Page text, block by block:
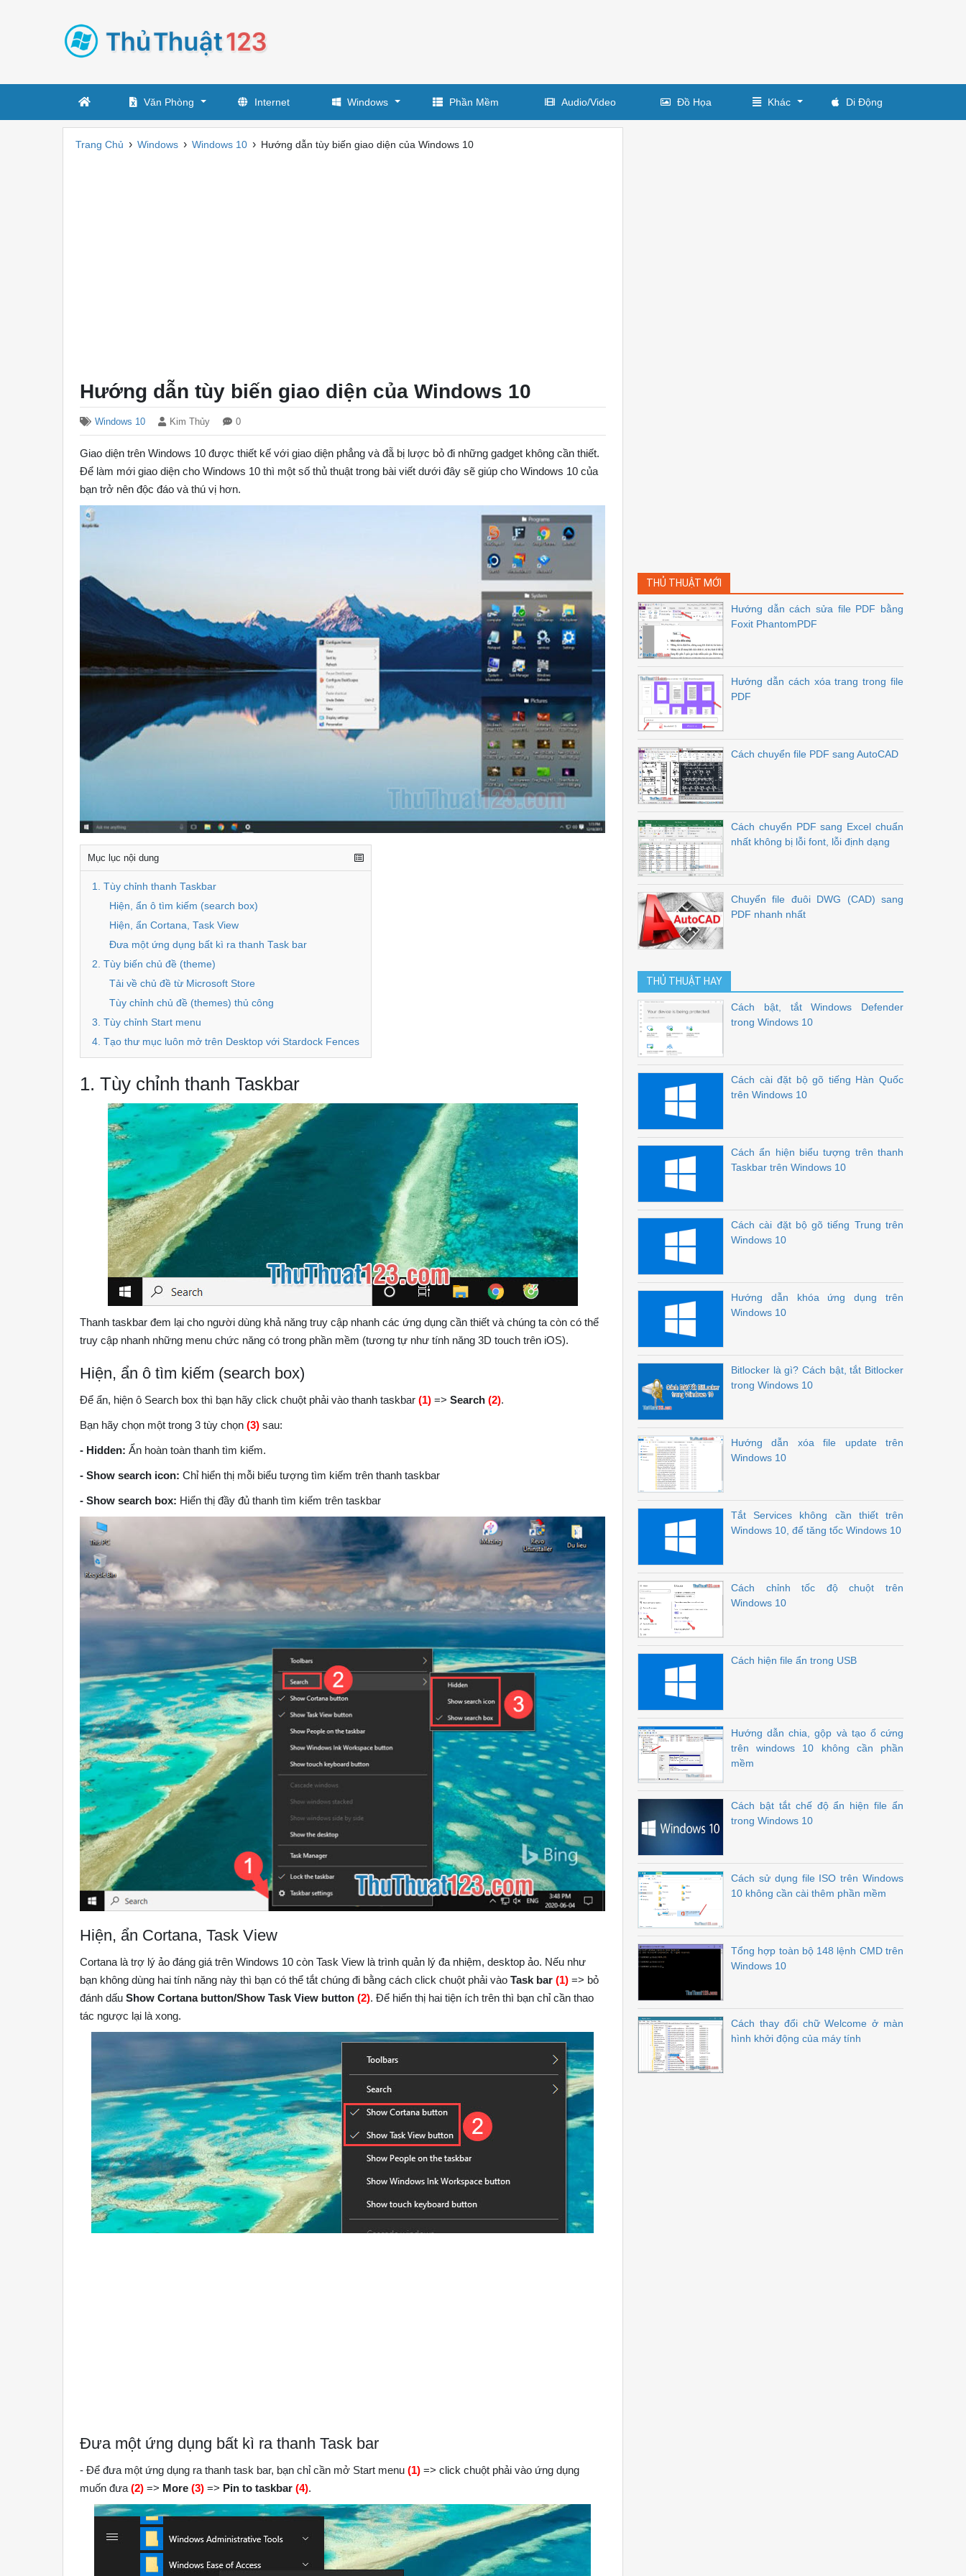
Văn Phòng Internet Windows Phần Mềm Audio/Video Đồ Họa Khác Di Động
Trang Chủ › Windows › Windows 10 › Hướng dẫn tùy biến giao diện của Windows 10
Hướng dẫn tùy biến giao diện của Windows 10
Windows 10 Kim Thủy 0
Giao diện trên Windows 10 được thiết kế với giao diện phẳng và đẵ bị lược bỏ đi những gadget không cần thiết.
Để làm mới giao diện cho Windows 10 thì một số thủ thuật trong bài viết dưới đây sẽ giúp cho Windows 10 của
bạn trở nên độc đáo và thú vị hơn.
Mục lục nội dung
1. Tùy chỉnh thanh Taskbar
Hiện, ẩn ô tìm kiếm (search box)
Hiện, ẩn Cortana, Task View
Đưa một ứng dụng bất kì ra thanh Task bar
2. Tùy biến chủ đề (theme)
Tải về chủ đề từ Microsoft Store
Tùy chỉnh chủ đề (themes) thủ công
3. Tùy chỉnh Start menu
4. Tạo thư mục luôn mở trên Desktop với Stardock Fences
1. Tùy chỉnh thanh Taskbar
Thanh taskbar đem lại cho người dùng khả năng truy cập nhanh các ứng dụng cần thiết và chúng ta còn có thể
truy cập nhanh những menu chức năng có trong phần mềm (tương tự như tính năng 3D touch trên iOS).
Hiện, ẩn ô tìm kiếm (search box)
Để ẩn, hiện ô Search box thì bạn hãy click chuột phải vào thanh taskbar(1) =>Search(2).
Bạn hãy chọn một trong 3 tùy chọn(3) sau:
- Hidden: Ẩn hoàn toàn thanh tìm kiếm.
- Show search icon: Chỉ hiển thị mỗi biểu tượng tìm kiếm trên thanh taskbar
- Show search box: Hiển thị đầy đủ thanh tìm kiếm trên taskbar
Hiện, ẩn Cortana, Task View
Cortana là trợ lý ảo đáng giá trên Windows 10 còn Task View là trình quản lý đa nhiệm, desktop ảo. Nếu như
bạn không dùng hai tính năng này thì bạn có thể tắt chúng đi bằng cách click chuột phải vàoTask bar(1) => bỏ
đánh dấuShow Cortana button/Show Task View button(2). Để hiển thị hai tiện ích trên thì bạn chỉ cần thao
tác ngược lại là xong.
Đưa một ứng dụng bất kì ra thanh Task bar
- Để đưa một ứng dụng ra thanh task bar, bạn chỉ cần mở Start menu(1) => click chuột phải vào ứng dụng
muốn đưa(2) => More(3) => Pin to taskbar(4).
THỦ THUẬT MỚI
Hướng dẫn cách sửa file PDF bằng
Foxit PhantomPDF
Hướng dẫn cách xóa trang trong file
PDF
Cách chuyển file PDF sang AutoCAD
Cách chuyển PDF sang Excel chuẩn
nhất không bị lỗi font, lỗi định dạng
Chuyển file đuôi DWG (CAD) sang
PDF nhanh nhất
THỦ THUẬT HAY
Cách bật, tắt Windows Defender
trong Windows 10
Cách cài đặt bộ gõ tiếng Hàn Quốc
trên Windows 10
Cách ẩn hiện biểu tượng trên thanh
Taskbar trên Windows 10
Cách cài đặt bộ gõ tiếng Trung trên
Windows 10
Hướng dẫn khóa ứng dụng trên
Windows 10
Bitlocker là gì? Cách bật, tắt Bitlocker
trong Windows 10
Hướng dẫn xóa file update trên
Windows 10
Tắt Services không cần thiết trên
Windows 10, để tăng tốc Windows 10
Cách chỉnh tốc độ chuột trên
Windows 10
Cách hiện file ẩn trong USB
Hướng dẫn chia, gộp và tạo ổ cứng
trên windows 10 không cần phần
mềm
Cách bật tắt chế độ ẩn hiện file ẩn
trong Windows 10
Cách sử dụng file ISO trên Windows
10 không cần cài thêm phần mềm
Tổng hợp toàn bộ 148 lệnh CMD trên
Windows 10
Cách thay đổi chữ Welcome ở màn
hình khởi động của máy tính